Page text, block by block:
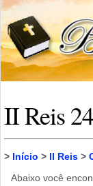
II Reis
> Início > II Reis >
Abaixo você